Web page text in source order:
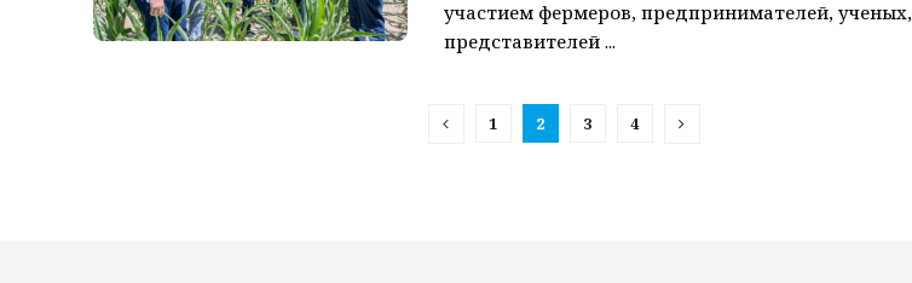
участием фермеров, предпринимателей, ученых,
представителей ...
1 2 3 4